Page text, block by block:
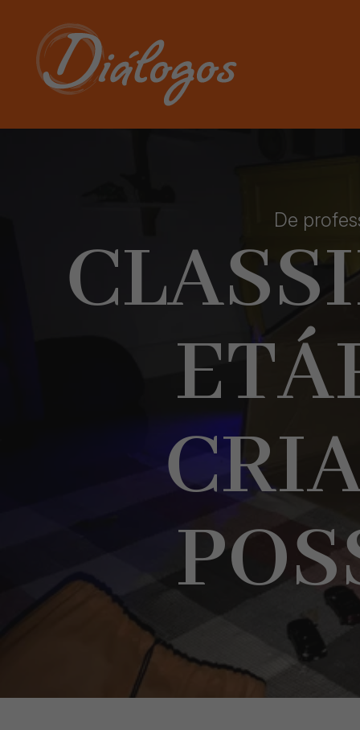
De